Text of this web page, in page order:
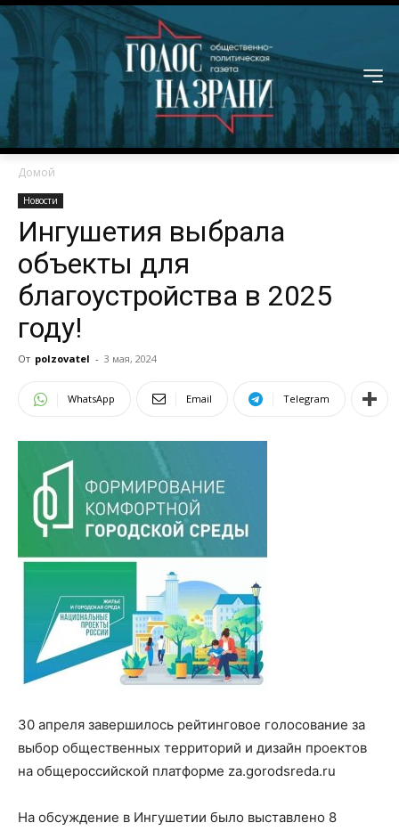
Домой
Новости
Ингушетия выбрала
объекты для
благоустройства в 2025
году!
От polzovatel - 3 мая, 2024
WhatsApp Email Telegram
30 апреля завершилось рейтинговое голосование за
выбор общественных территорий и дизайн проектов
на общероссийской платформе za.gorodsreda.ru
На обсуждение в Ингушетии было выставлено 8